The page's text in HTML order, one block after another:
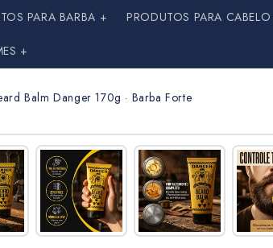
PARA BARBA + PRODUTOS PARA
+
Balm Danger 170g · Barba Forte